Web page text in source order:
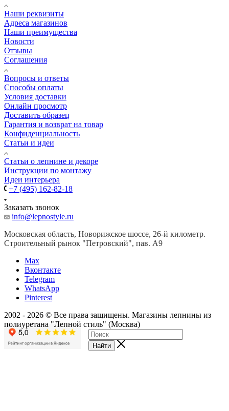
Наши реквизиты
Адреса магазинов
Наши преимущества
Новости
Отзывы
Соглашения
Вопросы и ответы
Способы оплаты
Условия доставки
Онлайн просмотр
Доставить образец
Гарантия и возврат на товар
Конфиденциальность
Статьи и идеи
Cтатьи о лепнине и декоре
Инструкции по монтажу
Идеи интерьера
+7 (495) 162-82-18
Заказать звонок
info@lepnostyle.ru
Московская область, Новорижское шоссе, 26-й километр.
Строительный рынок "Петровский", пав. А9
Мах
Вконтакте
Telegram
WhatsApp
Pinterest
2002 - 2026 © Все права защищены. Магазины лепнины из
полиуретана "Лепной стиль" (Москва)
Найти